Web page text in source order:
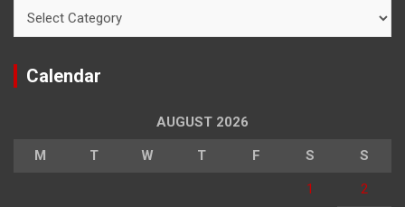
Calendar
AUGUST 2026
M T W T F S S
1 2